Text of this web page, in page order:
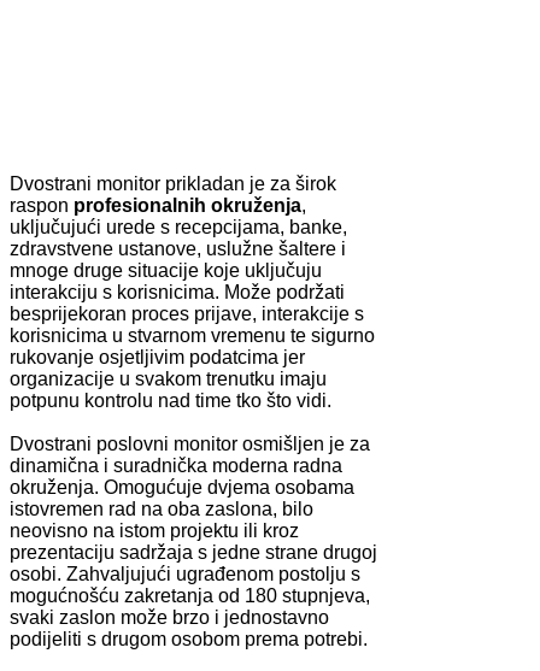
Dvostrani monitor prikladan je za širok
raspon profesionalnih okruženja,
uključujući urede s recepcijama, banke,
zdravstvene ustanove, uslužne šaltere i
mnoge druge situacije koje uključuju
interakciju s korisnicima. Može podržati
besprijekoran proces prijave, interakcije s
korisnicima u stvarnom vremenu te sigurno
rukovanje osjetljivim podatcima jer
organizacije u svakom trenutku imaju
potpunu kontrolu nad time tko što vidi.
Dvostrani poslovni monitor osmišljen je za
dinamična i suradnička moderna radna
okruženja. Omogućuje dvjema osobama
istovremen rad na oba zaslona, bilo
neovisno na istom projektu ili kroz
prezentaciju sadržaja s jedne strane drugoj
osobi. Zahvaljujući ugrađenom postolju s
mogućnošću zakretanja od 180 stupnjeva,
svaki zaslon može brzo i jednostavno
podijeliti s drugom osobom prema potrebi.